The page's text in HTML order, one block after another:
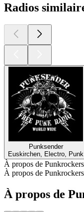
Radios
Punksender
Euskirchen, Electro, Punk
À propos de
À propos de
À propos de